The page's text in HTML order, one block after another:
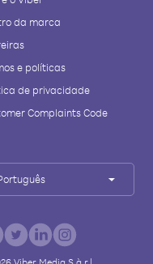
da marca
e políticas
de privacidade
Complaints Code